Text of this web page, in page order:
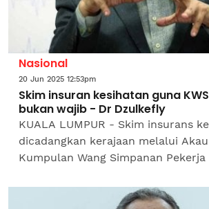
Nasional
20 Jun 2025 12:53pm
Skim insuran kesihatan guna
bukan wajib - Dr Dzulkefly
KUALA LUMPUR - Skim insurans
dicadangkan kerajaan melalui
Kumpulan Wang Simpanan Pekerja
Kesihatan, Datuk Seri Dr...